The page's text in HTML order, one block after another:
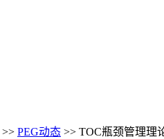
>> PEG动态 >> TOC瓶颈管理理